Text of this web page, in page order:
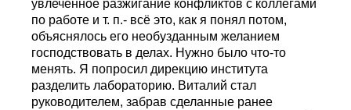
увлечённое разжигание конфликтов с коллегами
по работе и т. п.- всё это, как я понял потом,
объяснялось его необузданным желанием
господствовать в делах. Нужно было что-то
менять. Я попросил дирекцию института
разделить лаборатoрию. Виталий стал
руководителем, забрав сделанные ранее